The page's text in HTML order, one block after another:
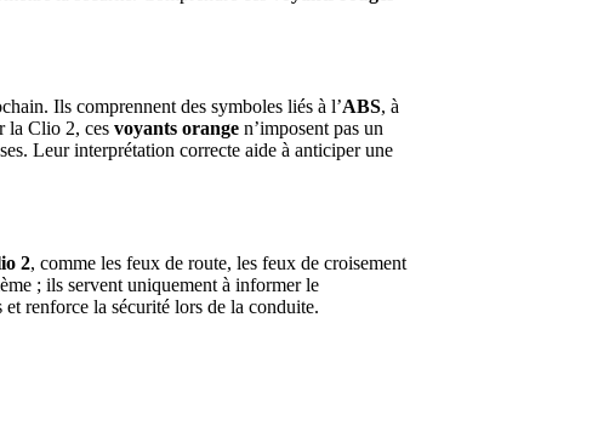
Ils comprennent des symboles liés à l’ABS, à
la Clio 2, ces voyants orange n’imposent pas un
Leur interprétation correcte aide à anticiper une
2, comme les feux de route, les feux de croisement
; ils servent uniquement à informer le
renforce la sécurité lors de la conduite.